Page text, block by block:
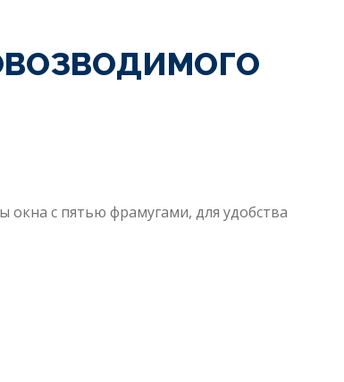
с пятью фрамугами, для удобства